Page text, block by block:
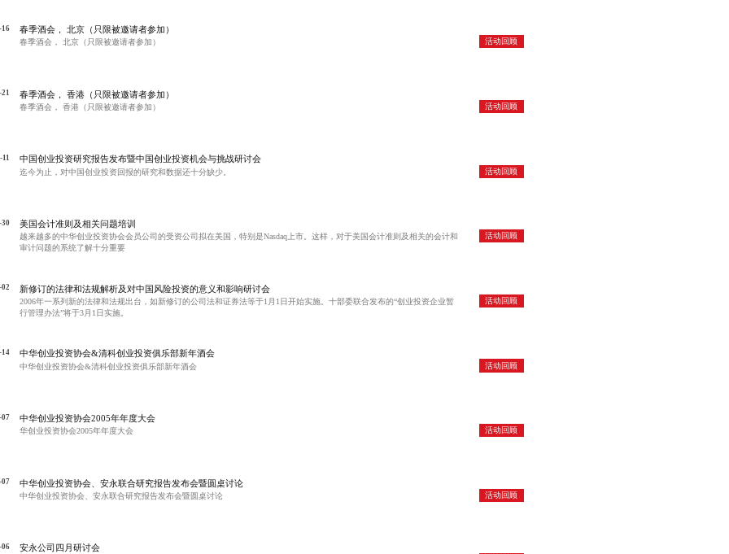
16
活动回顾
春季酒会， 北京（只限被邀请者参加）
春季酒会， 北京（只限被邀请者参加）
21
活动回顾
春季酒会， 香港（只限被邀请者参加）
春季酒会， 香港（只限被邀请者参加）
11
活动回顾
中国创业投资研究报告发布暨中国创业投资机会与挑战研讨会
迄今为止，对中国创业投资回报的研究和数据还十分缺少。
30
活动回顾
美国会计准则及相关问题培训
越来越多的中华创业投资协会会员公司的受资公司拟在美国，特别是Nasdaq上市。这样，对于美国会计准则及相关的会计和
审计问题的系统了解十分重要
02
活动回顾
新修订的法律和法规解析及对中国风险投资的意义和影响研讨会
2006年一系列新的法律和法规出台，如新修订的公司法和证券法等于1月1日开始实施。十部委联合发布的“创业投资企业暂
行管理办法”将于3月1日实施。
14
活动回顾
中华创业投资协会&清科创业投资俱乐部新年酒会
中华创业投资协会&清科创业投资俱乐部新年酒会
07
活动回顾
中华创业投资协会2005年年度大会
华创业投资协会2005年年度大会
07
活动回顾
中华创业投资协会、安永联合研究报告发布会暨圆桌讨论
中华创业投资协会、安永联合研究报告发布会暨圆桌讨论
06 安永公司四月研讨会